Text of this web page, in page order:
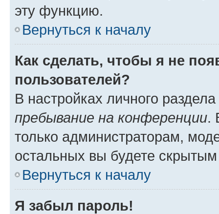
эту функцию.
Вернуться к началу
Как сделать, чтобы я не
пользователей?
В настройках личного
пребывание на конференции.
только администраторам,
остальных вы будете
Вернуться к началу
Я забыл пароль!